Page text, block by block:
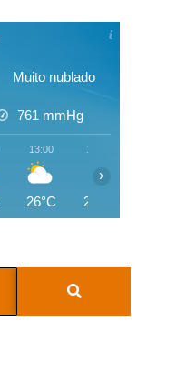
Muito nublado
761 mmHg
13:00
26°C
14:00
26°C
›